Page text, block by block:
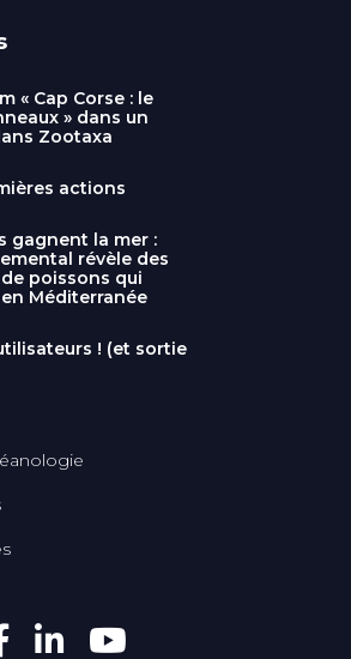
« Cap Corse : le
» dans un
Zootaxa
actions
gagnent la mer :
révèle des
poissons qui
Méditerranée
! (et sortie